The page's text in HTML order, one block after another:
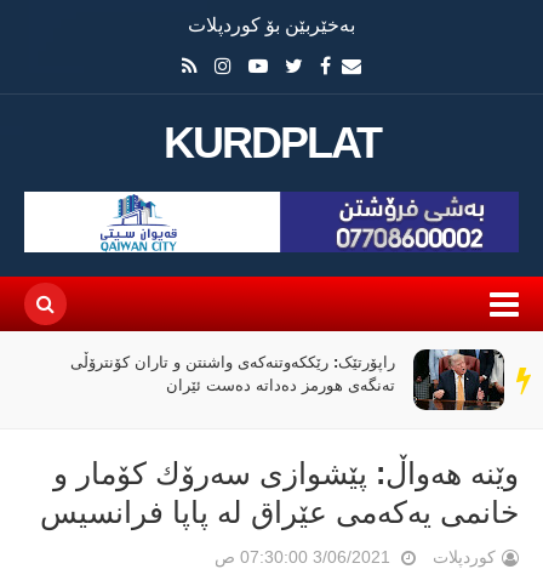
بەخێربێن بۆ کوردپلات
KURDPLAT
سەر
دێڕ
راپۆرتێک: رێککەوتنەکەی واشنتن و تاران کۆنترۆڵی
تەنگەی هورمز دەداتە دەست ئێران
وێنە هەواڵ: پێشوازی سەرۆك كۆمار و
خانمی یەكەمی عێراق لە پاپا فرانسیس
کوردپلات 3/06/2021 07:30:00 ص